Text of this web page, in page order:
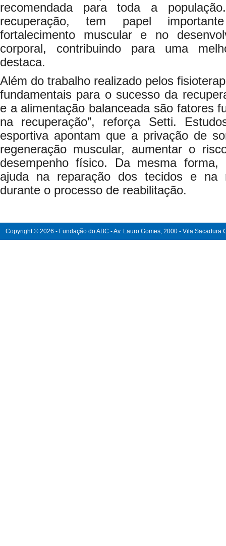
recomendada para toda a
recuperação, tem papel
fortalecimento muscular e no
corporal, contribuindo para uma
destaca.
Além do trabalho realizado pelos
fundamentais para o sucesso da
e a alimentação balanceada são fatores
na recuperação”, reforça Setti.
esportiva apontam que a privação de
regeneração muscular, aumentar o
desempenho físico. Da mesma forma,
ajuda na reparação dos tecidos e na
durante o processo de reabilitação.
Copyright © 2026 - Fundação do ABC - Av. Lauro Gomes, 2000 - Vila